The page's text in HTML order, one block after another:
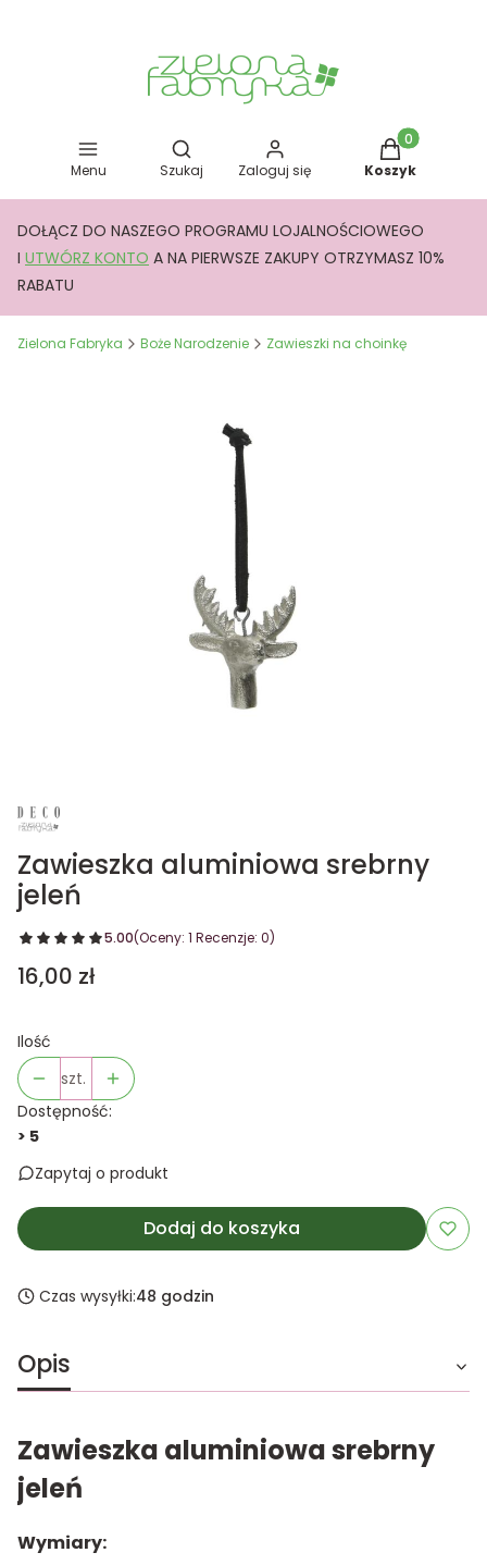
Menu
Otwórz wyszukiwarkę
Szukaj Zaloguj się
Produkty w
Koszyk
DOŁĄCZ DO NASZEGO PROGRAMU LOJALNOŚCIOWEGO
I UTWÓRZ KONTO A NA PIERWSZE ZAKUPY OTRZYMASZ 10%
RABATU
Zielona Fabryka Boże Narodzenie Zawieszki na choinkę
Zawieszka aluminiowa srebrny
jeleń
5.00(Oceny: 1 Recenzje: 0)
Cena
16,00 zł
Ilość
szt.
Dostępność:
> 5
Zapytaj o produkt
Dodaj do koszyka
Czas wysyłki:48 godzin
Opis
Zawieszka aluminiowa srebrny
jeleń
Wymiary: